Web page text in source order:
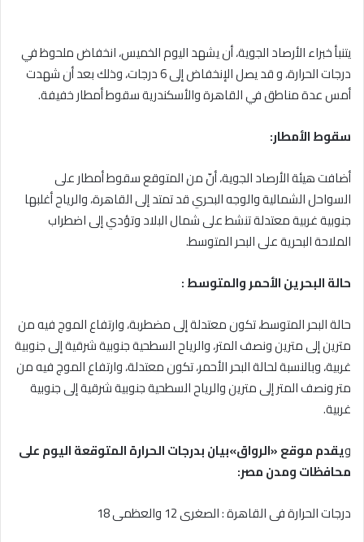
يتنبأ خبراء الأرصاد الجوية، أن يشهد اليوم الخميس، انخفاض ملحوظ في
درجات الحرارة، و قد يصل الإنخفاض إلى 6 درجات، وذلك بعد أن شهدت
أمس عدة مناطق في القاهرة والأسكندرية سقوط أمطار خفيفة.
سقوط الأمطار:
أضافت هيئة الأرصاد الجوية، أنّ من المتوقع سقوط أمطار على
السواحل الشمالية والوجه البحري قد تمتد إلى القاهرة، والرياح أغلبها
جنوبية غربية معتدلة تنشط على شمال البلاد وتؤدي إلى اضطراب
الملاحة البحرية على البحر المتوسط.
حالة البحرين الأحمر والمتوسط :
حالة البحر المتوسط، تكون معتدلة إلى مضطربة، وارتفاع الموج فيه من
مترين إلى مترين ونصف المتر، والرياح السطحية جنوبية شرقية إلى جنوبية
غربية، وبالنسبة لحالة البحر الأحمر، تكون معتدلة، وارتفاع الموج فيه من
متر ونصف المتر إلى مترين والرياح السطحية جنوبية شرقية إلى جنوبية
غربية.
ويقدم موقع «الرواق»بيان بدرجات الحرارة المتوقعة اليوم على
محافظات ومدن مصر:
درجات الحرارة فى القاهرة : الصغرى 12 والعظمى 18